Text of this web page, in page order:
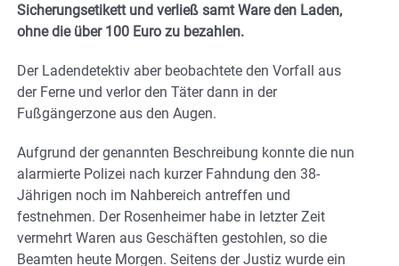
Sicherungsetikett und verließ samt Ware den Laden,
ohne die über 100 Euro zu bezahlen.
Der Ladendetektiv aber beobachtete den Vorfall aus
der Ferne und verlor den Täter dann in der
Fußgängerzone aus den Augen.
Aufgrund der genannten Beschreibung konnte die nun
alarmierte Polizei nach kurzer Fahndung den 38-
Jährigen noch im Nahbereich antreffen und
festnehmen. Der Rosenheimer habe in letzter Zeit
vermehrt Waren aus Geschäften gestohlen, so die
Beamten heute Morgen. Seitens der Justiz wurde ein